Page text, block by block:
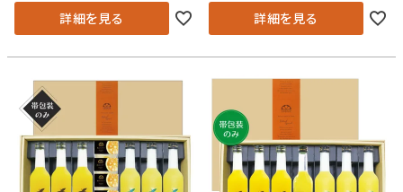
詳細を見る 詳細を見る